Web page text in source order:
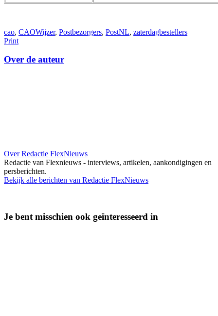
cao, CAOWijzer, Postbezorgers, PostNL, zaterdagbestellers
Print
Over de auteur
Over Redactie FlexNieuws
Redactie van Flexnieuws - interviews, artikelen, aankondigingen en
persberichten.
Bekijk alle berichten van Redactie FlexNieuws
Je bent misschien ook geïnteresseerd in